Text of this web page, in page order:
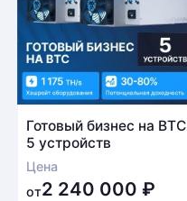
Готовый бизнес на BTC
5 устройств
Цена
от2 240 000 ₽